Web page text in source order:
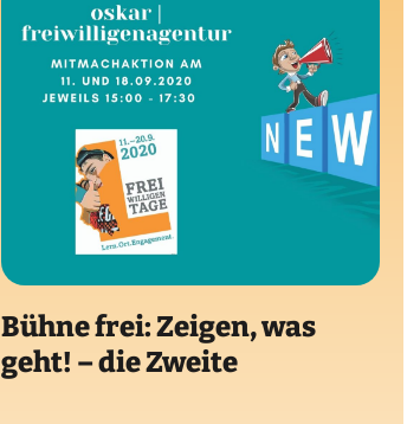
Bühne frei: Zeigen, was
geht! – die Zweite